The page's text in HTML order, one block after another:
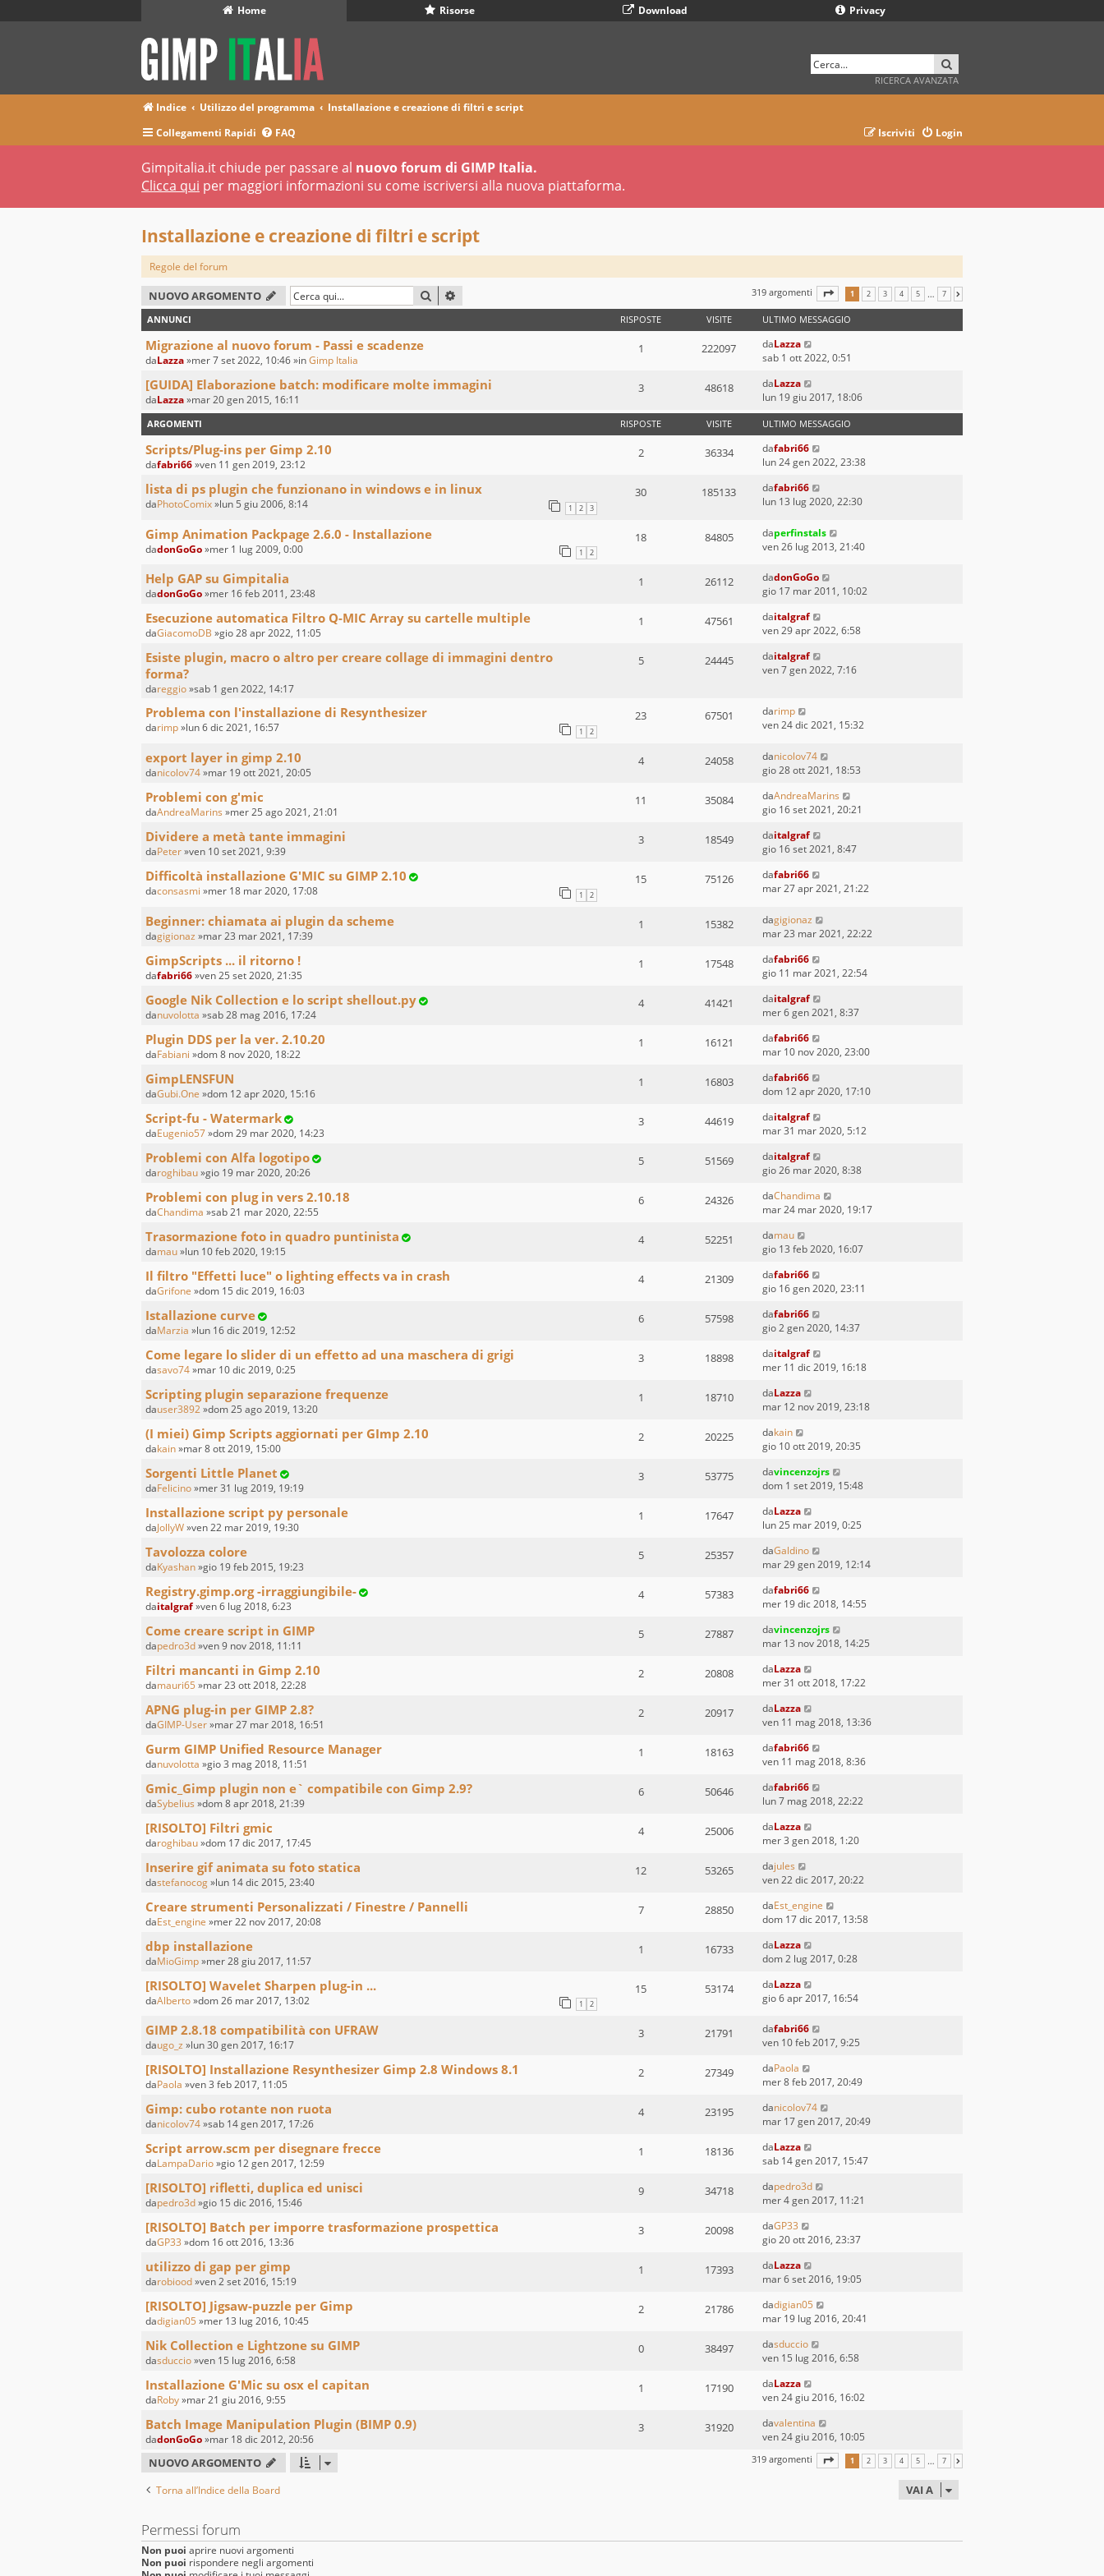
Home Risorse Download Privacy
RICERCA AVANZATA
Indice Utilizzo del programma
Installazione e creazione di filtri e script
Collegamenti Rapidi
FAQ Login
Iscriviti
Gimpitalia.it chiude per passare al nuovo forum di GIMP Italia.
Clicca qui per maggiori informazioni su come iscriversi alla nuova piattaforma.
Installazione e creazione di filtri e script
Regole del forum
NUOVO ARGOMENTO CERCA 319 argomenti PAGINA 1DI 7
1 2 3 4 5 … 7
ANNUNCI RISPOSTE VISITE ULTIMO MESSAGGIO
Migrazione al nuovo forum - Passi e scadenze
daLazza»mer 7 set 2022, 10:46 »inGimp Italia
1 222097 daLazza
sab 1 ott 2022, 0:51
[GUIDA] Elaborazione batch: modificare molte immagini
daLazza»mar 20 gen 2015, 16:11
3 48618 daLazza
lun 19 giu 2017, 18:06
ARGOMENTI RISPOSTE VISITE ULTIMO MESSAGGIO
Scripts/Plug-ins per Gimp 2.10
dafabri66»ven 11 gen 2019, 23:12
2 36334 dafabri66
lun 24 gen 2022, 23:38
lista di ps plugin che funzionano in windows e in linux
daPhotoComix»lun 5 giu 2006, 8:14 1 2 3
30 185133 dafabri66
lun 13 lug 2020, 22:30
Gimp Animation Packpage 2.6.0 - Installazione
dadonGoGo»mer 1 lug 2009, 0:00 1 2
18 84805 daperfinstals
ven 26 lug 2013, 21:40
Help GAP su Gimpitalia
dadonGoGo»mer 16 feb 2011, 23:48
1 26112 dadonGoGo
gio 17 mar 2011, 10:02
Esecuzione automatica Filtro Q-MIC Array su cartelle multiple
daGiacomoDB »gio 28 apr 2022, 11:05
1 47561 daitalgraf
ven 29 apr 2022, 6:58
Esiste plugin, macro o altro per creare collage di immagini dentro
forma?
dareggio»sab 1 gen 2022, 14:17
5 24445 daitalgraf
ven 7 gen 2022, 7:16
Problema con l'installazione di Resynthesizer
darimp»lun 6 dic 2021, 16:57 1 2
23 67501 darimp
ven 24 dic 2021, 15:32
export layer in gimp 2.10
danicolov74»mar 19 ott 2021, 20:05
4 24058 danicolov74
gio 28 ott 2021, 18:53
Problemi con g'mic
daAndreaMarins »mer 25 ago 2021, 21:01
11 35084 daAndreaMarins
gio 16 set 2021, 20:21
Dividere a metà tante immagini
daPeter»ven 10 set 2021, 9:39
3 18549 daitalgraf
gio 16 set 2021, 8:47
Difficoltà installazione G'MIC su GIMP 2.10
daconsasmi »mer 18 mar 2020, 17:08 1 2
15 75126 dafabri66
mar 27 apr 2021, 21:22
Beginner: chiamata ai plugin da scheme
dagigionaz »mar 23 mar 2021, 17:39
1 15382 dagigionaz
mar 23 mar 2021, 22:22
GimpScripts ... il ritorno !
dafabri66»ven 25 set 2020, 21:35
1 17548 dafabri66
gio 11 mar 2021, 22:54
Google Nik Collection e lo script shellout.py
danuvolotta »sab 28 mag 2016, 17:24
4 41421 daitalgraf
mer 6 gen 2021, 8:37
Plugin DDS per la ver. 2.10.20
daFabiani »dom 8 nov 2020, 18:22
1 16121 dafabri66
mar 10 nov 2020, 23:00
GimpLENSFUN
daGubi.One »dom 12 apr 2020, 15:16
1 16803 dafabri66
dom 12 apr 2020, 17:10
Script-fu - Watermark
daEugenio57»dom 29 mar 2020, 14:23
3 44619 daitalgraf
mar 31 mar 2020, 5:12
Problemi con Alfa logotipo
daroghibau»gio 19 mar 2020, 20:26
5 51569 daitalgraf
gio 26 mar 2020, 8:38
Problemi con plug in vers 2.10.18
daChandima »sab 21 mar 2020, 22:55
6 24326 daChandima
mar 24 mar 2020, 19:17
Trasormazione foto in quadro puntinista
damau»lun 10 feb 2020, 19:15
4 52251 damau
gio 13 feb 2020, 16:07
Il filtro "Effetti luce" o lighting effects va in crash
daGrifone »dom 15 dic 2019, 16:03
4 21309 dafabri66
gio 16 gen 2020, 23:11
Istallazione curve
daMarzia »lun 16 dic 2019, 12:52
6 57598 dafabri66
gio 2 gen 2020, 14:37
Come legare lo slider di un effetto ad una maschera di grigi
dasavo74»mar 10 dic 2019, 0:25
3 18898 daitalgraf
mer 11 dic 2019, 16:18
Scripting plugin separazione frequenze
dauser3892»dom 25 ago 2019, 13:20
1 18710 daLazza
mar 12 nov 2019, 23:18
(I miei) Gimp Scripts aggiornati per GImp 2.10
dakain»mar 8 ott 2019, 15:00
2 20225 dakain
gio 10 ott 2019, 20:35
Sorgenti Little Planet
daFelicino»mer 31 lug 2019, 19:19
3 53775 davincenzojrs
dom 1 set 2019, 15:48
Installazione script py personale
daJollyW»ven 22 mar 2019, 19:30
1 17647 daLazza
lun 25 mar 2019, 0:25
Tavolozza colore
daKyashan»gio 19 feb 2015, 19:23
5 25357 daGaldino
mar 29 gen 2019, 12:14
Registry.gimp.org -irraggiungibile-
daitalgraf»ven 6 lug 2018, 6:23
4 57383 dafabri66
mer 19 dic 2018, 14:55
Come creare script in GIMP
dapedro3d»ven 9 nov 2018, 11:11
5 27887 davincenzojrs
mar 13 nov 2018, 14:25
Filtri mancanti in Gimp 2.10
damauri65 »mar 23 ott 2018, 22:28
2 20808 daLazza
mer 31 ott 2018, 17:22
APNG plug-in per GIMP 2.8?
daGIMP-User»mar 27 mar 2018, 16:51
2 20917 daLazza
ven 11 mag 2018, 13:36
Gurm GIMP Unified Resource Manager
danuvolotta »gio 3 mag 2018, 11:51
1 18163 dafabri66
ven 11 mag 2018, 8:36
Gmic_Gimp plugin non e` compatibile con Gimp 2.9?
daSybelius »dom 8 apr 2018, 21:39
6 50646 dafabri66
lun 7 mag 2018, 22:22
[RISOLTO] Filtri gmic
daroghibau»dom 17 dic 2017, 17:45
4 25006 daLazza
mer 3 gen 2018, 1:20
Inserire gif animata su foto statica
dastefanocog»lun 14 dic 2015, 23:40
12 53265 dajules
ven 22 dic 2017, 20:22
Creare strumenti Personalizzati / Finestre / Pannelli
daEst_engine »mer 22 nov 2017, 20:08
7 28850 daEst_engine
dom 17 dic 2017, 13:58
dbp installazione
daMioGimp»mer 28 giu 2017, 11:57
1 16733 daLazza
dom 2 lug 2017, 0:28
[RISOLTO] Wavelet Sharpen plug-in ...
daAlberto»dom 26 mar 2017, 13:02 1 2
15 53174 daLazza
gio 6 apr 2017, 16:54
GIMP 2.8.18 compatibilità con UFRAW
daugo_z »lun 30 gen 2017, 16:17
3 21791 dafabri66
ven 10 feb 2017, 9:25
[RISOLTO] Installazione Resynthesizer Gimp 2.8 Windows 8.1
daPaola »ven 3 feb 2017, 11:05
2 27349 daPaola
mer 8 feb 2017, 20:49
Gimp: cubo rotante non ruota
danicolov74»sab 14 gen 2017, 17:26
4 23195 danicolov74
mar 17 gen 2017, 20:49
Script arrow.scm per disegnare frecce
daLampaDario»gio 12 gen 2017, 12:59
1 18136 daLazza
sab 14 gen 2017, 15:47
[RISOLTO] rifletti, duplica ed unisci
dapedro3d»gio 15 dic 2016, 15:46
9 34718 dapedro3d
mer 4 gen 2017, 11:21
[RISOLTO] Batch per imporre trasformazione prospettica
daGP33 »dom 16 ott 2016, 13:36
3 20098 daGP33
gio 20 ott 2016, 23:37
utilizzo di gap per gimp
darobiood»ven 2 set 2016, 15:19
1 17393 daLazza
mar 6 set 2016, 19:05
[RISOLTO] Jigsaw-puzzle per Gimp
dadigian05 »mer 13 lug 2016, 10:45
2 21786 dadigian05
mar 19 lug 2016, 20:41
Nik Collection e Lightzone su GIMP
dasduccio»ven 15 lug 2016, 6:58
0 38497 dasduccio
ven 15 lug 2016, 6:58
Installazione G'Mic su osx el capitan
daRoby»mar 21 giu 2016, 9:55
1 17190 daLazza
ven 24 giu 2016, 16:02
Batch Image Manipulation Plugin (BIMP 0.9)
dadonGoGo»mar 18 dic 2012, 20:56
3 31920 davalentina
ven 24 giu 2016, 10:05
NUOVO ARGOMENTO 319 argomenti PAGINA 1DI 7
1 2 3 4 5 … 7
Torna all’Indice della Board VAI A
Permessi forum
Non puoi aprire nuovi argomenti
Non puoi rispondere negli argomenti